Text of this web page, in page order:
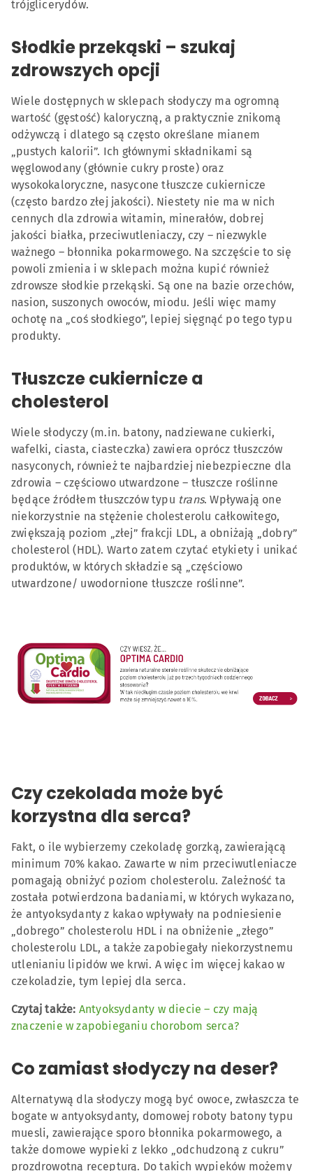
trójglicerydów.
Słodkie przekąski – szukaj
zdrowszych opcji
Wiele dostępnych w sklepach słodyczy ma ogromną
wartość (gęstość) kaloryczną, a praktycznie znikomą
odżywczą i dlatego są często określane mianem
„pustych kalorii”. Ich głównymi składnikami są
węglowodany (głównie cukry proste) oraz
wysokokaloryczne, nasycone tłuszcze cukiernicze
(często bardzo złej jakości). Niestety nie ma w nich
cennych dla zdrowia witamin, minerałów, dobrej
jakości białka, przeciwutleniaczy, czy – niezwykle
ważnego – błonnika pokarmowego. Na szczęście to się
powoli zmienia i w sklepach można kupić również
zdrowsze słodkie przekąski. Są one na bazie orzechów,
nasion, suszonych owoców, miodu. Jeśli więc mamy
ochotę na „coś słodkiego”, lepiej sięgnąć po tego typu
produkty.
Tłuszcze cukiernicze a
cholesterol
Wiele słodyczy (m.in. batony, nadziewane cukierki,
wafelki, ciasta, ciasteczka) zawiera oprócz tłuszczów
nasyconych, również te najbardziej niebezpieczne dla
zdrowia – częściowo utwardzone – tłuszcze roślinne
będące źródłem tłuszczów typu trans. Wpływają one
niekorzystnie na stężenie cholesterolu całkowitego,
zwiększają poziom „złej” frakcji LDL, a obniżają „dobry”
cholesterol (HDL). Warto zatem czytać etykiety i unikać
produktów, w których składzie są „częściowo
utwardzone/ uwodornione tłuszcze roślinne”.
Czy czekolada może być
korzystna dla serca?
Fakt, o ile wybierzemy czekoladę gorzką, zawierającą
minimum 70% kakao. Zawarte w nim przeciwutleniacze
pomagają obniżyć poziom cholesterolu. Zależność ta
została potwierdzona badaniami, w których wykazano,
że antyoksydanty z kakao wpływały na podniesienie
„dobrego” cholesterolu HDL i na obniżenie „złego”
cholesterolu LDL, a także zapobiegały niekorzystnemu
utlenianiu lipidów we krwi. A więc im więcej kakao w
czekoladzie, tym lepiej dla serca.
Czytaj także: Antyoksydanty w diecie – czy mają
znaczenie w zapobieganiu chorobom serca?
Co zamiast słodyczy na deser?
Alternatywą dla słodyczy mogą być owoce, zwłaszcza te
bogate w antyoksydanty, domowej roboty batony typu
muesli, zawierające sporo błonnika pokarmowego, a
także domowe wypieki z lekko „odchudzoną z cukru”
prozdrowotną recepturą. Do takich wypieków możemy